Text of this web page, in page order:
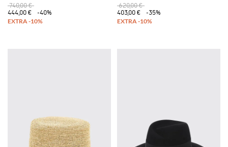
740,00 €
444,00 €
-40%
620,00 €
403,00 €
-35%